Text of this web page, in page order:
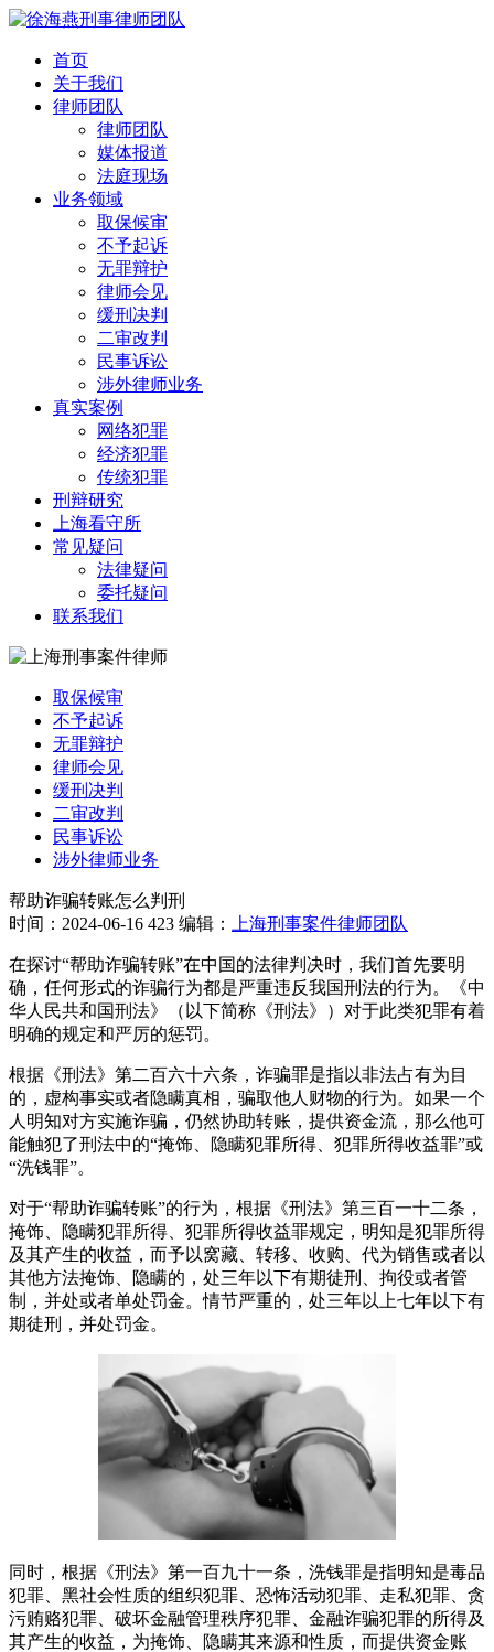
首页
关于我们
律师团队
律师团队
媒体报道
法庭现场
业务领域
取保候审
不予起诉
无罪辩护
律师会见
缓刑决判
二审改判
民事诉讼
涉外律师业务
真实案例
网络犯罪
经济犯罪
传统犯罪
刑辩研究
上海看守所
常见疑问
法律疑问
委托疑问
联系我们
取保候审
不予起诉
无罪辩护
律师会见
缓刑决判
二审改判
民事诉讼
涉外律师业务
帮助诈骗转账怎么判刑
时间：2024-06-16 423 编辑： 上海刑事案件律师团队
在探讨“帮助诈骗转账”在中国的法律判决时，我们首先要明
确，任何形式的诈骗行为都是严重违反我国刑法的行为。《中
华人民共和国刑法》（以下简称《刑法》）对于此类犯罪有着
明确的规定和严厉的惩罚。
根据《刑法》第二百六十六条，诈骗罪是指以非法占有为目
的，虚构事实或者隐瞒真相，骗取他人财物的行为。如果一个
人明知对方实施诈骗，仍然协助转账，提供资金流，那么他可
能触犯了刑法中的“掩饰、隐瞒犯罪所得、犯罪所得收益罪”或
“洗钱罪”。
对于“帮助诈骗转账”的行为，根据《刑法》第三百一十二条，
掩饰、隐瞒犯罪所得、犯罪所得收益罪规定，明知是犯罪所得
及其产生的收益，而予以窝藏、转移、收购、代为销售或者以
其他方法掩饰、隐瞒的，处三年以下有期徒刑、拘役或者管
制，并处或者单处罚金。情节严重的，处三年以上七年以下有
期徒刑，并处罚金。
同时，根据《刑法》第一百九十一条，洗钱罪是指明知是毒品
犯罪、黑社会性质的组织犯罪、恐怖活动犯罪、走私犯罪、贪
污贿赂犯罪、破坏金融管理秩序犯罪、金融诈骗犯罪的所得及
其产生的收益，为掩饰、隐瞒其来源和性质，而提供资金账